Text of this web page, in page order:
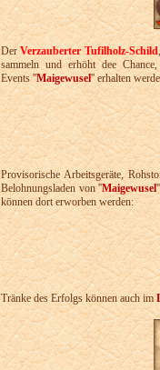
DerVerzauberter Tufilholz-Schild
sammeln und erhöht dee
Events ''Maigewusel'' erhalten
Provisorische Arbeitsgeräte,
Belohnungsladen von ''Maigewusel
können dort erworben werden:
Tränke des Erfolgs können auch im